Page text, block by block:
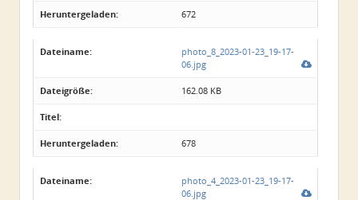
Heruntergeladen: 672
Dateiname:
photo_8_2023-01-23_19-17-
06.jpg
Dateigröße: 162.08 KB
Titel:
Heruntergeladen: 678
Dateiname:
photo_4_2023-01-23_19-17-
06.jpg